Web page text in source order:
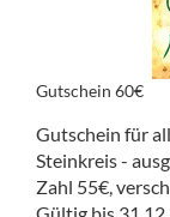
Gutschein 60€
Gutschein für
Steinkreis -
Zahl 55€,